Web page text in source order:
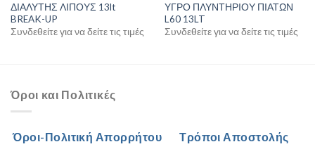
ΔΙΑΛΥΤΗΣ ΛΙΠΟΥΣ 13lt
BREAK-UP
Συνδεθείτε για να δείτε τις τιμές
ΥΓΡΟ ΠΛΥΝΤΗΡΙΟΥ ΠΙΑΤΩΝ
L60 13LT
Συνδεθείτε για να δείτε τις τιμές
Όροι και Πολιτικές
Όροι-Πολιτική Απορρήτου Τρόποι Αποστολής